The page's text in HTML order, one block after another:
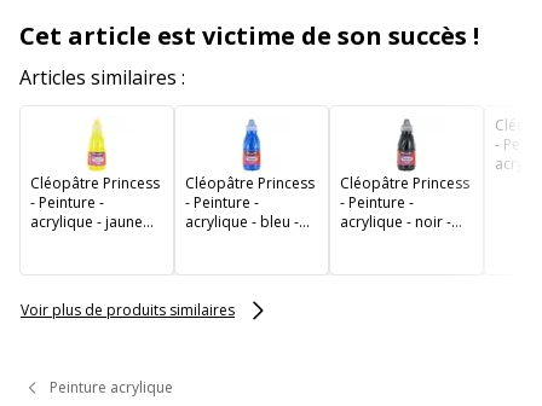
Cet article est victime de son succès !
Articles similaires :
Cléopâtre Princess
- Peinture -
acrylique - jaune
Cléopâtre Princess
- Peinture -
acrylique - bleu -
Cléopâtre Princess
- Peinture -
acrylique - noir -
-
Voir plus de produits similaires
Peinture acrylique